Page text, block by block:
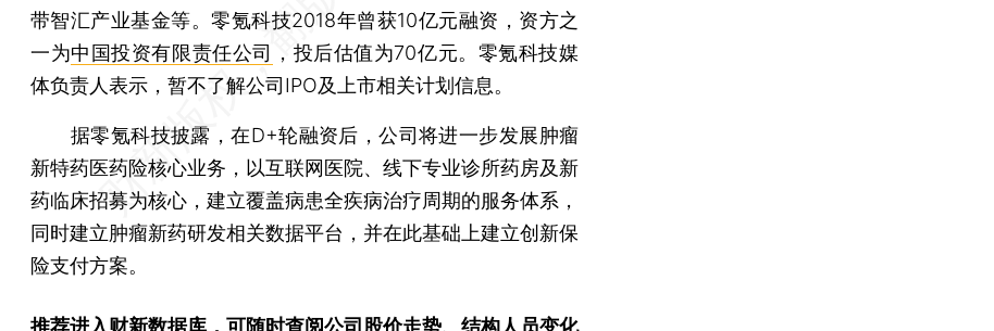
带智汇产业基金等。零氪科技2018年曾获10亿元融资，资方之
一为中国投资有限责任公司 ，投后估值为70亿元。零氪科技媒
体负责人表示，暂不了解公司IPO及上市相关计划信息。
据零氪科技披露，在D+轮融资后，公司将进一步发展肿瘤
新特药医药险核心业务，以互联网医院、线下专业诊所药房及新
药临床招募为核心，建立覆盖病患全疾病治疗周期的服务体系，
同时建立肿瘤新药研发相关数据平台，并在此基础上建立创新保
险支付方案。
推荐进入财新数据库 ，可随时查阅公司股价走势、结构人员变化